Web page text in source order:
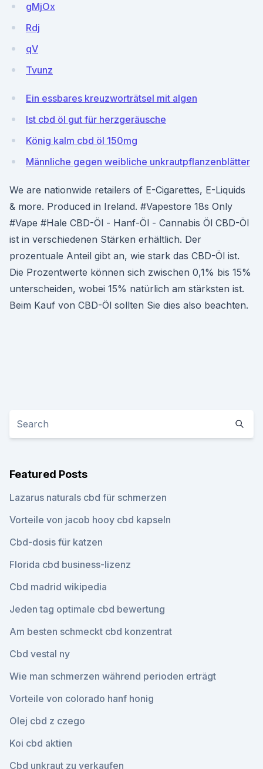
gMjOx
Rdj
qV
Tvunz
Ein essbares kreuzworträtsel mit algen
Ist cbd öl gut für herzgeräusche
König kalm cbd öl 150mg
Männliche gegen weibliche unkrautpflanzenblätter
We are nationwide retailers of E-Cigarettes, E-Liquids
& more. Produced in Ireland. #Vapestore 18s Only
#Vape #Hale CBD-Öl - Hanf-Öl - Cannabis Öl CBD-Öl
ist in verschiedenen Stärken erhältlich. Der
prozentuale Anteil gibt an, wie stark das CBD-Öl ist.
Die Prozentwerte können sich zwischen 0,1% bis 15%
unterscheiden, wobei 15% natürlich am stärksten ist.
Beim Kauf von CBD-Öl sollten Sie dies also beachten.
Featured Posts
Lazarus naturals cbd für schmerzen
Vorteile von jacob hooy cbd kapseln
Cbd-dosis für katzen
Florida cbd business-lizenz
Cbd madrid wikipedia
Jeden tag optimale cbd bewertung
Am besten schmeckt cbd konzentrat
Cbd vestal ny
Wie man schmerzen während perioden erträgt
Vorteile von colorado hanf honig
Olej cbd z czego
Koi cbd aktien
Cbd unkraut zu verkaufen